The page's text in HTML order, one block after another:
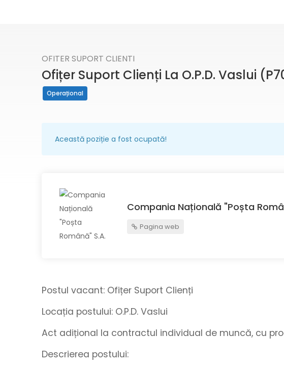
OFITER SUPORT CLIENTI
Ofițer Suport Clienți La O.P.D. Vaslui
Operațional
Această poziție a fost ocupată!
Compania Națională "Poșta
Pagina web
Postul vacant: Ofițer Suport Clienți
Locația postului: O.P.D. Vaslui
Act adițional la contractul individual de muncă, cu
Descrierea postului: